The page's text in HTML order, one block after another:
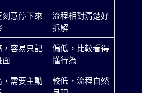
刻意停下來
流程相對清楚好
拆解
，容易只記
面
偏低，比較看得
懂行為
，需要主動
較低，流程自然